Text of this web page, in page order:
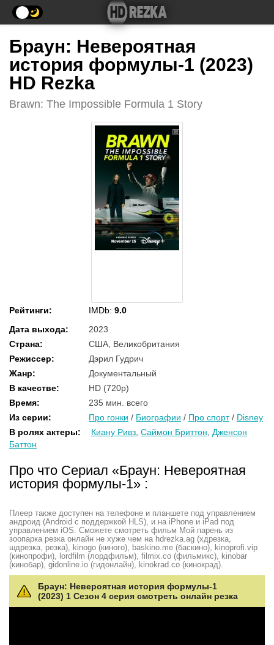
Браун: Невероятная
история формулы-1 (2023)
HD Rezka
Brawn: The Impossible Formula 1 Story
Рейтинги: IMDb: 9.0
Дата выхода:
2023
Страна:
США, Великобритания
Режиссер:
Дэрил Гудрич
Жанр:
Документальный
В качестве:
HD (720p)
Время:
235 мин. всего
Из серии: Про гонки / Биографии / Про спорт/ Disney
В ролях актеры: Киану Ривз Саймон Бриттон
Дженсон
Баттон
Про что Сериал «Браун: Невероятная
история формулы-1» :
Плеер также доступен на телефоне и планшете под управлением
андроид (Android с поддержкой HLS), и на iPhone и iPad под
управлением iOS. Сможете смотреть фильм Мой парень из
зоопарка резка онлайн не хуже чем на hdrezka.ag (хдрезка,
шдрезка, резка), kinogo (киного), baskino.me (баскино), kinoprofi.vip
(кинопрофи), lordfilm (лордфильм), filmix.co (фильмикс), kinobar
(кинобар), gidonline.io (гидонлайн), kinokrad.сo (кинокрад).
Браун: Невероятная история формулы-1
(2023) 1 Сезон 4 серия смотреть онлайн резка